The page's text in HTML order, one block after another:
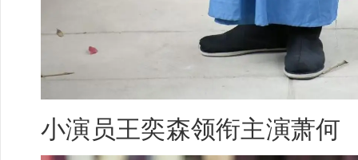
小演员王奕森领衔主演萧何